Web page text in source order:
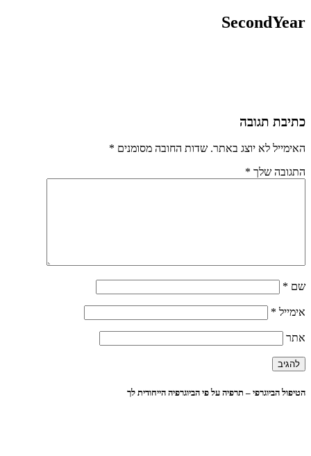
SecondYear
כתיבת תגובה
האימייל לא יוצג באתר. שדות החובה מסומנים *
התגובה שלך *
שם *
אימייל *
אתר
הטיפול הביוגרפי – תרפיה על פי הביוגרפיה הייחודית לך